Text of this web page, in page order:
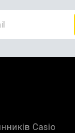
Casio